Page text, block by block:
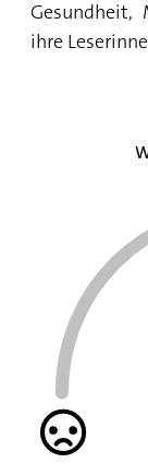
Gesundheit,
ihre